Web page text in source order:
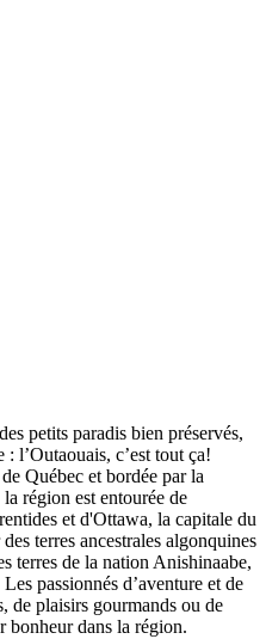
petits paradis bien préservés,
l’Outaouais, c’est tout ça!
Québec et bordée par la
région est entourée de
et d'Ottawa, la capitale du
terres ancestrales algonquines
terres de la nation Anishinaabe,
passionnés d’aventure et de
de plaisirs gourmands ou de
bonheur dans la région.